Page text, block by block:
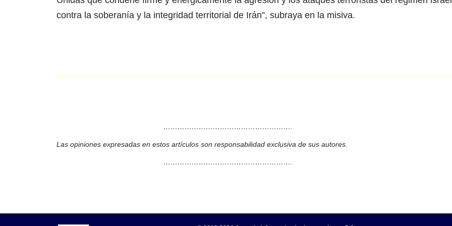
contra la soberanía y la integridad territorial de Irán”, subraya en la misiva.
……………………………………………….
Las opiniones expresadas en estos artículos son responsabilidad exclusiva de sus autores.
……………………………………………….